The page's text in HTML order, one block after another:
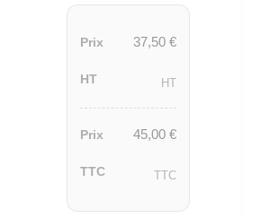
Prix
HT
37,50 €
HT
Prix
TTC
45,00 €
TTC